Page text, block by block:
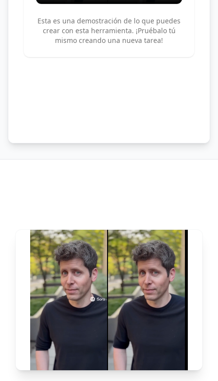
Esta es una demostración de lo que puedes
crear con esta herramienta. ¡Pruébalo tú
mismo creando una nueva tarea!